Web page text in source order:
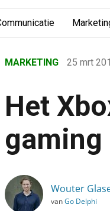
›
›
MARKETING 25 mrt
Het
gaming
Wouter
vanGo Delphi